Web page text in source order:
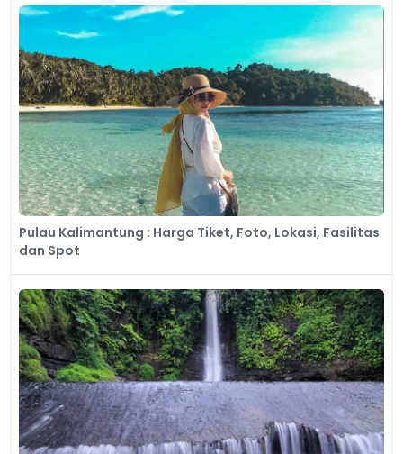
Pulau Kalimantung : Harga Tiket, Foto, Lokasi, Fasilitas
dan Spot